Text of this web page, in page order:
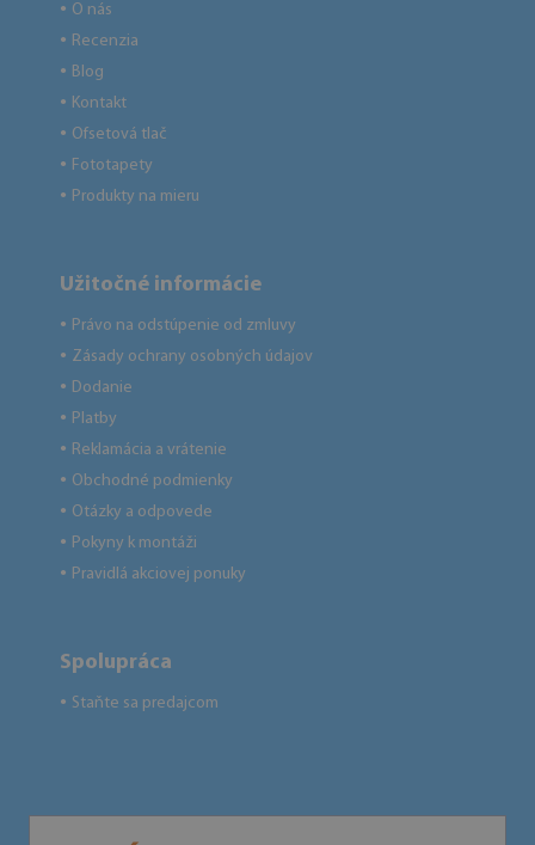
● O nás
● Recenzia
● Blog
● Kontakt
● Ofsetová tlač
● Fototapety
● Produkty na mieru
Užitočné informácie
● Právo na odstúpenie od zmluvy
● Zásady ochrany osobných údajov
● Dodanie
● Platby
● Reklamácia a vrátenie
● Obchodné podmienky
● Otázky a odpovede
● Pokyny k montáži
● Pravidlá akciovej ponuky
Spolupráca
● Staňte sa predajcom